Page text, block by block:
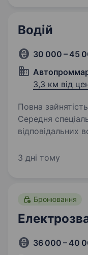
Водій
30 000 – 45
3,3 км від
Повна
Середня спеціальна
відповідальних
клієнтів. Будемо
3 дні тому
Бронювання
36 000 – 40